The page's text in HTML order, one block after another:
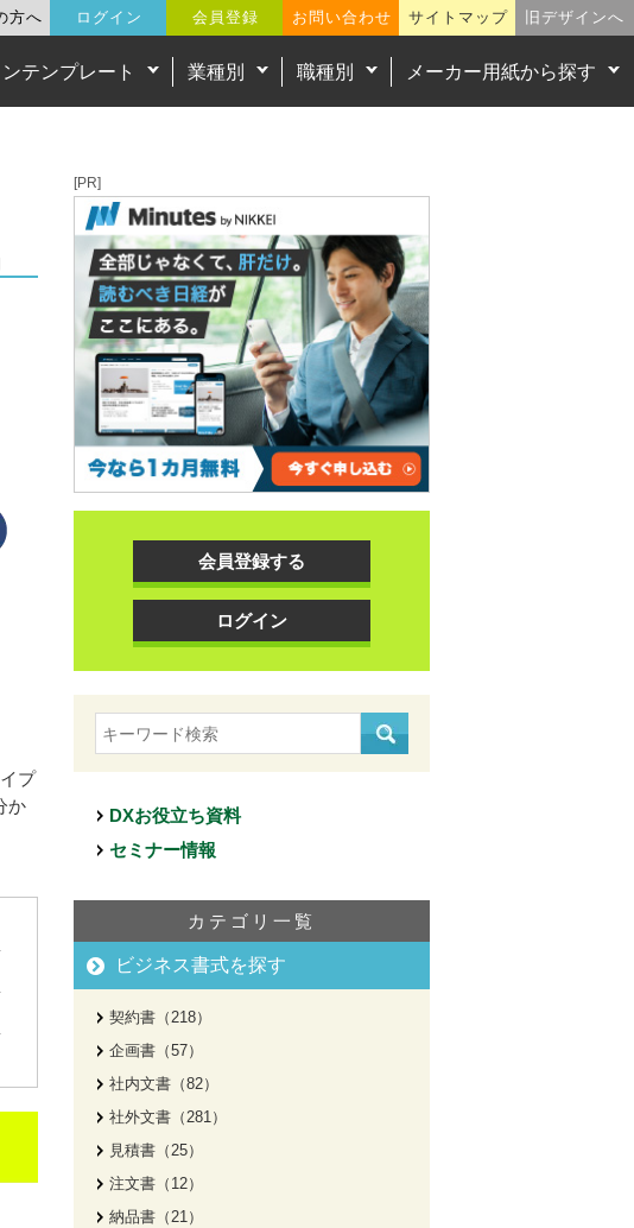
方へ ログイン 会員登録 お問い合わせ サイトマップ 旧デザインへ
テンプレート 業種別 職種別 メーカー用紙から探す
プ
か
[PR]
会員登録する
ログイン
DXお役立ち資料
セミナー情報
カテゴリ一覧
ビジネス書式を探す
契約書（218）
企画書（57）
社内文書（82）
社外文書（281）
見積書（25）
注文書（12）
納品書（21）